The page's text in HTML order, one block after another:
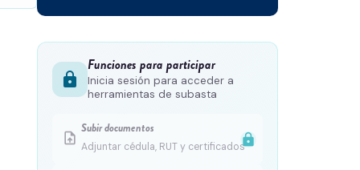
lock
Funciones para participar
Inicia sesión para acceder a
herramientas de subasta
upload_file
Subir documentos
Adjuntar cédula, RUT y certificadoslock